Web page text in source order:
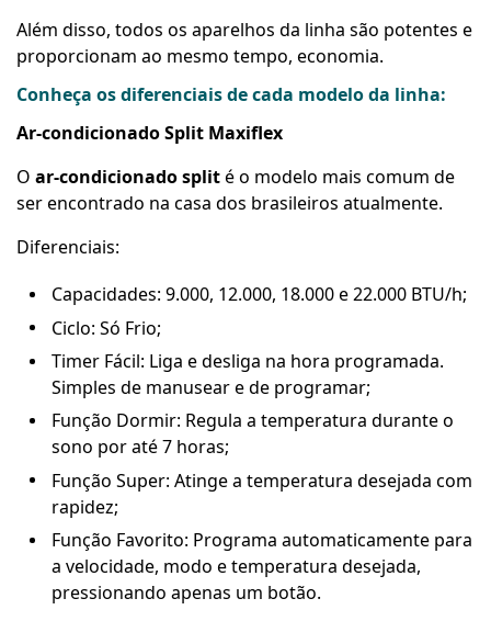
Além disso, todos os aparelhos da linha são potentes e
proporcionam ao mesmo tempo, economia.
Conheça os diferenciais de cada modelo da linha:
Ar-condicionado Split Maxiflex
O ar-condicionado splité o modelo mais comum de
ser encontrado na casa dos brasileiros atualmente.
Diferenciais:
Capacidades: 9.000, 12.000, 18.000 e 22.000 BTU/h;
Ciclo: Só Frio;
Timer Fácil: Liga e desliga na hora programada.
Simples de manusear e de programar;
Função Dormir: Regula a temperatura durante o
sono por até 7 horas;
Função Super: Atinge a temperatura desejada com
rapidez;
Função Favorito: Programa automaticamente para
a velocidade, modo e temperatura desejada,
pressionando apenas um botão.